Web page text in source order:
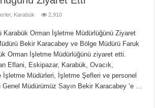
, Karabük 2,910
Karabük Orman İşletme Müdürlüğünü Ziyaret
Bekir Karacabey ve Bölge Müdürü Faruk
Orman İşletme Müdürlüğünü ziyaret etti.
Eflani, Eskipazar, Karabük, Ovacık,
İşletme Müdürleri, İşletme Şefleri ve personel
Genel Müdürümüz Sayın Bekir Karacabey ‘e …